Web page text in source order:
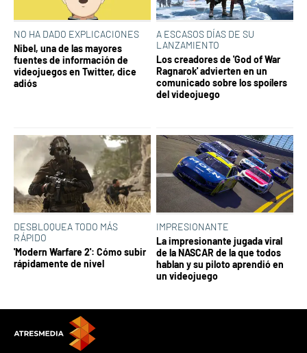
NO HA DADO EXPLICACIONES
Nibel, una de las mayores
fuentes de información de
videojuegos en Twitter, dice
adiós
A ESCASOS DÍAS DE SU
LANZAMIENTO
Los creadores de 'God of War
Ragnarok' advierten en un
comunicado sobre los spoílers
del videojuego
DESBLOQUEA TODO MÁS
RÁPIDO
'Modern Warfare 2': Cómo subir
rápidamente de nivel
IMPRESIONANTE
La impresionante jugada viral
de la NASCAR de la que todos
hablan y su piloto aprendió en
un videojuego